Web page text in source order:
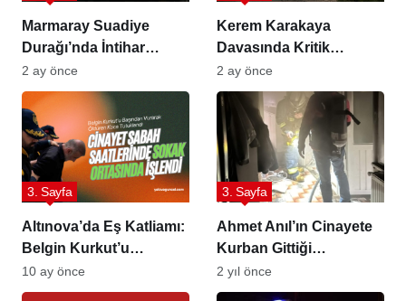
Marmaray Suadiye
Durağı’nda İntihar
Girişimi
2 ay önce
Kerem Karakaya
Davasında Kritik
Dönemeç: Savcıdan
Ağırlaştırılmış Müebbet
Talebi
2 ay önce
Altınova’da Eş Katliamı:
Belgin Kurkut’u
Başından Vurarak
Öldüren Koca
3. Sayfa
10 ay önce
Ahmet Anıl’ın Cinayete
Kurban Gittiği
Düşünülüyor
3. Sayfa
2 yıl önce